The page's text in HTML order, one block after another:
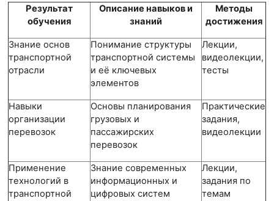
Результат
обучения
Описание навыков и
знаний
Методы
достижения
Знание основ
транспортной
отрасли
Понимание структуры
транспортной системы
и её ключевых
элементов
Лекции,
видеолекции,
тесты
Навыки
организации
перевозок
Основы планирования
грузовых и
пассажирских
перевозок
Практические
задания,
видеолекции
Применение
технологий в
транспортной
Знание современных
информационных и
цифровых систем
Лекции,
задания по
темам